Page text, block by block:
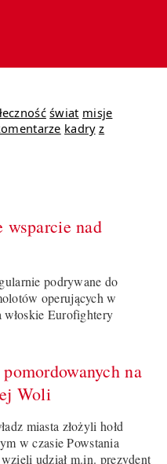
świat misje
kadry z
wsparcie nad
podrywane do
operujących w
Eurofightery
na
Woli
miasta złożyli hołd
w czasie Powstania
udział m.in. prezydent